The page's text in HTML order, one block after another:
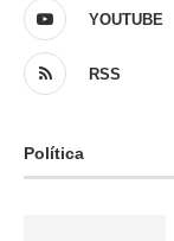
YOUTUBE
RSS
Política